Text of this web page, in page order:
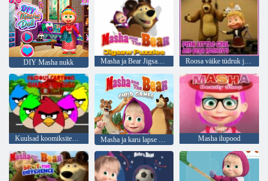
DIY Masha nukk Masha ja Bear Jigsaw Puzzles Roosa väike tüdruk ja karu hetked
Kuulsad koomiksitegelaste munad Masha ilupood